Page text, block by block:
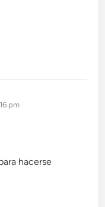
pm
hacerse